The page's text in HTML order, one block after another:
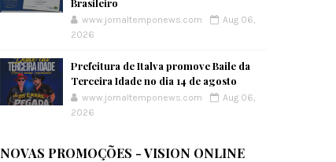
Brasileiro
www.jornaltemponews.com
Aug 06,
2026
Prefeitura de Italva promove Baile da
Terceira Idade no dia 14 de agosto
www.jornaltemponews.com
Aug 06,
2026
NOVAS PROMOÇÕES - VISION ONLINE